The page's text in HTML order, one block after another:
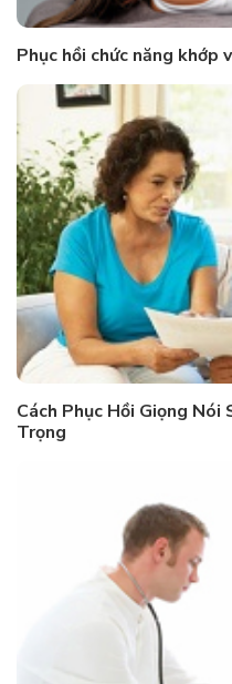
Phục hồi chức năng khớp
Cách Phục Hồi Giọng Nói
Trọng